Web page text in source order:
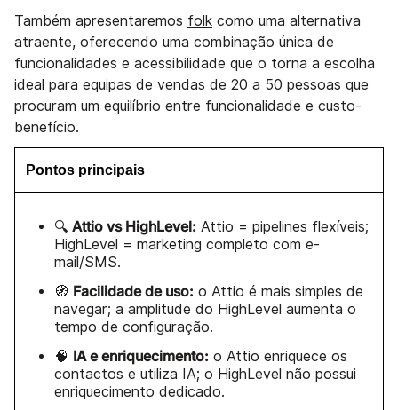
Também apresentaremos folk como uma alternativa
atraente, oferecendo uma combinação única de
funcionalidades e acessibilidade que o torna a escolha
ideal para equipas de vendas de 20 a 50 pessoas que
procuram um equilíbrio entre funcionalidade e custo-
benefício.
Pontos principais
🔍 Attio vs HighLevel: Attio = pipelines flexíveis;
HighLevel = marketing completo com e-
mail/SMS.
🧭 Facilidade de uso: o Attio é mais simples de
navegar; a amplitude do HighLevel aumenta o
tempo de configuração.
🧠 IA e enriquecimento: o Attio enriquece os
contactos e utiliza IA; o HighLevel não possui
enriquecimento dedicado.